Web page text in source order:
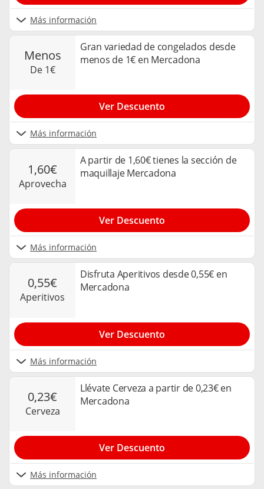
Más información
menos
de 1€
Gran variedad de congelados desde
menos de 1€ en Mercadona
Más información
Ver Descuento
1,60€
aprovecha
A partir de 1,60€ tienes la sección de
maquillaje Mercadona
Más información
Ver Descuento
0,55€
aperitivos
Disfruta Aperitivos desde 0,55€ en
Mercadona
Más información
Ver Descuento
0,23€
cerveza
Llévate Cerveza a partir de 0,23€ en
Mercadona
Más información
Ver Descuento